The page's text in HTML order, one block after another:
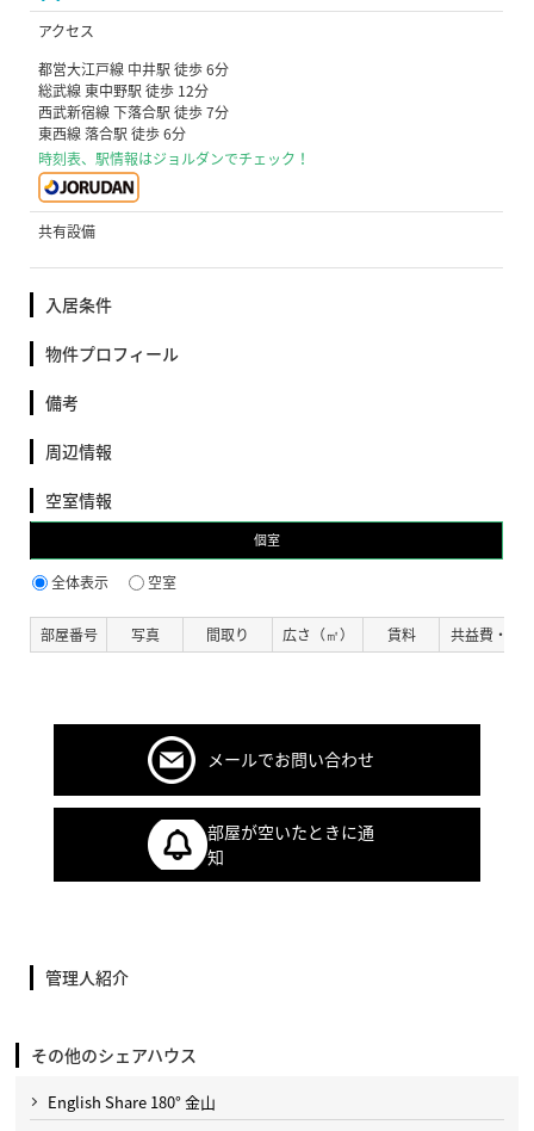
アクセス
都営大江戸線 中井駅 徒歩 6分
総武線 東中野駅 徒歩 12分
西武新宿線 下落合駅 徒歩 7分
東西線 落合駅 徒歩 6分
時刻表、駅情報はジョルダンでチェック！
共有設備
入居条件
物件プロフィール
備考
周辺情報
空室情報
個室
全体表示 空室
部屋番号 写真 間取り 広さ（㎡） 賃料 共益費・管
メールでお問い合わせ
部屋が空いたときに通
知
管理人紹介
その他のシェアハウス
English Share 180° 金山